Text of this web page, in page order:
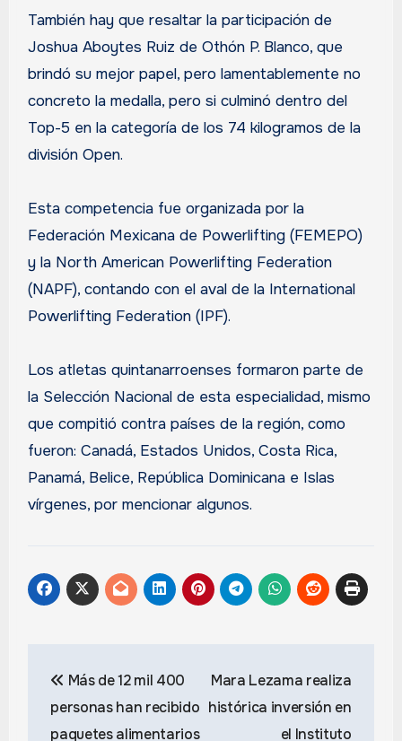
También hay que resaltar la participación de
Joshua Aboytes Ruiz de Othón P. Blanco, que
brindó su mejor papel, pero lamentablemente no
concreto la medalla, pero si culminó dentro del
Top-5 en la categoría de los 74 kilogramos de la
división Open.
Esta competencia fue organizada por la
Federación Mexicana de Powerlifting (FEMEPO)
y la North American Powerlifting Federation
(NAPF), contando con el aval de la International
Powerlifting Federation (IPF).
Los atletas quintanarroenses formaron parte de
la Selección Nacional de esta especialidad, mismo
que compitió contra países de la región, como
fueron: Canadá, Estados Unidos, Costa Rica,
Panamá, Belice, República Dominicana e Islas
vírgenes, por mencionar algunos.
de Más de 12 mil 400
personas han recibido
paquetes alimentarios
Mara Lezama realiza
histórica inversión en
el Instituto